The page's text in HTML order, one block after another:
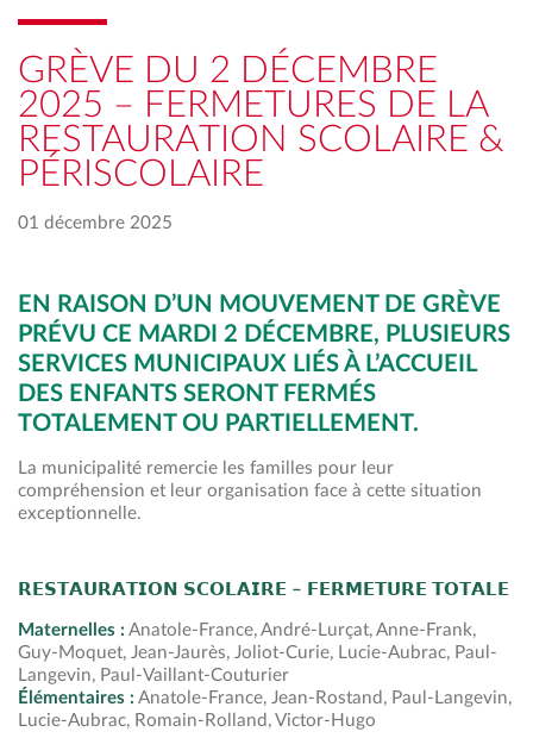
GRÈVE DU 2 DÉCEMBRE
2025 – FERMETURES DE LA
RESTAURATION SCOLAIRE &
PÉRISCOLAIRE
01 décembre 2025
EN RAISON D’UN MOUVEMENT DE GRÈVE
PRÉVU CE MARDI 2 DÉCEMBRE, PLUSIEURS
SERVICES MUNICIPAUX LIÉS À L’ACCUEIL
DES ENFANTS SERONT FERMÉS
TOTALEMENT OU PARTIELLEMENT.
La municipalité remercie les familles pour leur
compréhension et leur organisation face à cette situation
exceptionnelle.
𝗥𝗘𝗦𝗧𝗔𝗨𝗥𝗔𝗧𝗜𝗢𝗡 𝗦𝗖𝗢𝗟𝗔𝗜𝗥𝗘 – 𝗙𝗘𝗥𝗠𝗘𝗧𝗨𝗥𝗘 𝗧𝗢𝗧𝗔𝗟𝗘
Maternelles : Anatole-France, André-Lurçat, Anne-Frank,
Guy-Moquet, Jean-Jaurès, Joliot-Curie, Lucie-Aubrac, Paul-
Langevin, Paul-Vaillant-Couturier
Élémentaires : Anatole-France, Jean-Rostand, Paul-Langevin,
Lucie-Aubrac, Romain-Rolland, Victor-Hugo